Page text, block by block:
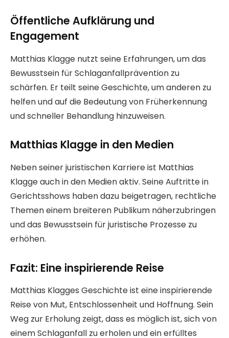
Öffentliche Aufklärung und
Engagement
Matthias Klagge nutzt seine Erfahrungen, um das
Bewusstsein für Schlaganfallprävention zu
schärfen. Er teilt seine Geschichte, um anderen zu
helfen und auf die Bedeutung von Früherkennung
und schneller Behandlung hinzuweisen.
Matthias Klagge in den Medien
Neben seiner juristischen Karriere ist Matthias
Klagge auch in den Medien aktiv. Seine Auftritte in
Gerichtsshows haben dazu beigetragen, rechtliche
Themen einem breiteren Publikum näherzubringen
und das Bewusstsein für juristische Prozesse zu
erhöhen.
Fazit: Eine inspirierende Reise
Matthias Klagges Geschichte ist eine inspirierende
Reise von Mut, Entschlossenheit und Hoffnung. Sein
Weg zur Erholung zeigt, dass es möglich ist, sich von
einem Schlaganfall zu erholen und ein erfülltes